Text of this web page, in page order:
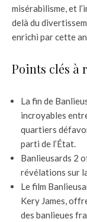
misérabilisme, et
delà du
enrichi par cette
Points clés à
La fin de
incroyables
quartiers
parti de l’État.
Banlieusards 2
révélations sur
Le film
Kery James,
des banlieues